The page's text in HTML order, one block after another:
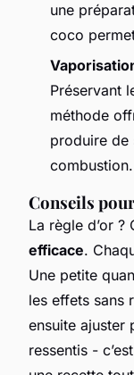
une
coco
Préservant
méthode
produire de
combustion.
Conseils
La règle d’or ?
efficace.
Une petite
les effets sans
ensuite ajuster
ressentis -